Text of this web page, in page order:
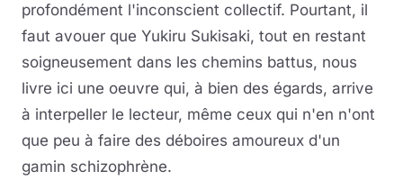
profondément l'inconscient collectif. Pourtant, il
faut avouer que Yukiru Sukisaki, tout en restant
soigneusement dans les chemins battus, nous
livre ici une oeuvre qui, à bien des égards, arrive
à interpeller le lecteur, même ceux qui n'en n'ont
que peu à faire des déboires amoureux d'un
gamin schizophrène.